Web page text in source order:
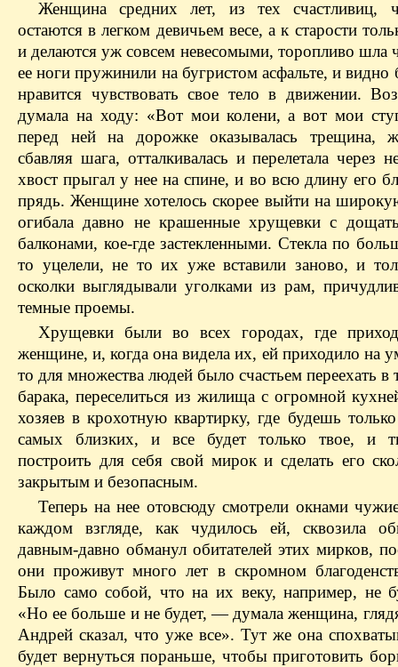
Женщина средних лет, из тех счастливиц,
остаются в легком девичьем весе, а к старости
и делаются уж совсем невесомыми, торопливо шла
ее ноги пружинили на бугристом асфальте, и видно
нравится чувствовать свое тело в движении.
думала на ходу: «Вот мои колени, а вот мои
перед ней на дорожке оказывалась трещина,
сбавляя шага, отталкивалась и перелетала через
хвост прыгал у нее на спине, и во всю длину его
прядь. Женщине хотелось скорее выйти на
огибала давно не крашенные хрущевки с
балконами, кое-где застекленными. Стекла по
то уцелели, не то их уже вставили заново, и
осколки выглядывали уголками из рам,
темные проемы.
Хрущевки были во всех городах, где
женщине, и, когда она видела их, ей приходило на
то для множества людей было счастьем переехать в
барака, переселиться из жилища с огромной
хозяев в крохотную квартирку, где будешь
самых близких, и все будет только твое, и
построить для себя свой мирок и сделать его
закрытым и безопасным.
Теперь на нее отовсюду смотрели окнами
каждом взгляде, как чудилось ей, сквозила
давным-давно обманул обитателей этих мирков,
они проживут много лет в скромном
Было само собой, что на их веку, например, не
«Но ее больше и не будет, — думала женщина,
Андрей сказал, что уже все». Тут же она
будет вернуться пораньше, чтобы приготовить